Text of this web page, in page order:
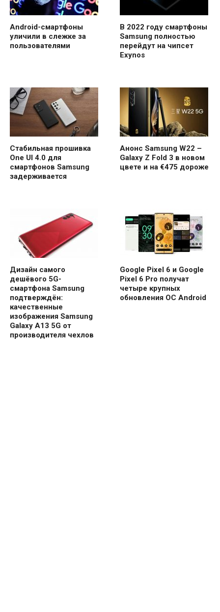
Android-смартфоны
уличили в слежке за
пользователями
В 2022 году смартфоны
Samsung полностью
перейдут на чипсет
Exynos
Стабильная прошивка
One UI 4.0 для
смартфонов Samsung
задерживается
Анонс Samsung W22 –
Galaxy Z Fold 3 в новом
цвете и на €475 дороже
Дизайн самого
дешёвого 5G-
смартфона Samsung
подтверждён:
качественные
изображения Samsung
Galaxy A13 5G от
производителя чехлов
Google Pixel 6 и Google
Pixel 6 Pro получат
четыре крупных
обновления ОС Android